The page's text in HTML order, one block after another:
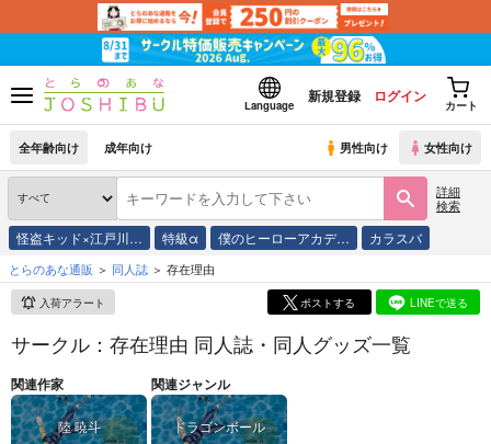
Language
新規登録 ログイン
カート
全年齢向け 成年向け 男性向け 女性向け
詳細
検索
怪盗キッド×江戸川… 特級α 僕のヒーローアカデ… カラスバ
とらのあな通販 同人誌 存在理由
入荷アラート ポストする LINEで送る
サークル：存在理由 同人誌・同人グッズ一覧
関連作家
陸 暁斗
関連ジャンル
ドラゴンボール